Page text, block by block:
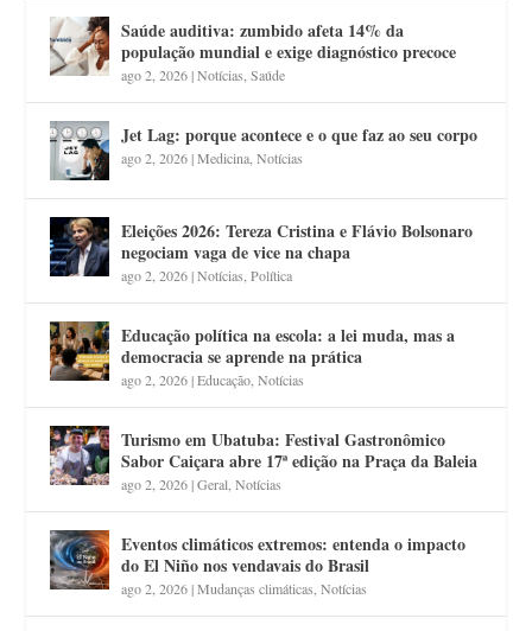
Saúde auditiva: zumbido afeta 14% da
população mundial e exige diagnóstico precoce
ago 2, 2026|Notícias ,Saúde
Jet Lag: porque acontece e o que faz ao seu corpo
ago 2, 2026|Medicina ,Notícias
Eleições 2026: Tereza Cristina e Flávio Bolsonaro
negociam vaga de vice na chapa
ago 2, 2026|Notícias ,Política
Educação política na escola: a lei muda, mas a
democracia se aprende na prática
ago 2, 2026|Educação ,Notícias
Turismo em Ubatuba: Festival Gastronômico
Sabor Caiçara abre 17ª edição na Praça da Baleia
ago 2, 2026|Geral ,Notícias
Eventos climáticos extremos: entenda o impacto
do El Niño nos vendavais do Brasil
ago 2, 2026|Mudanças climáticas ,Notícias